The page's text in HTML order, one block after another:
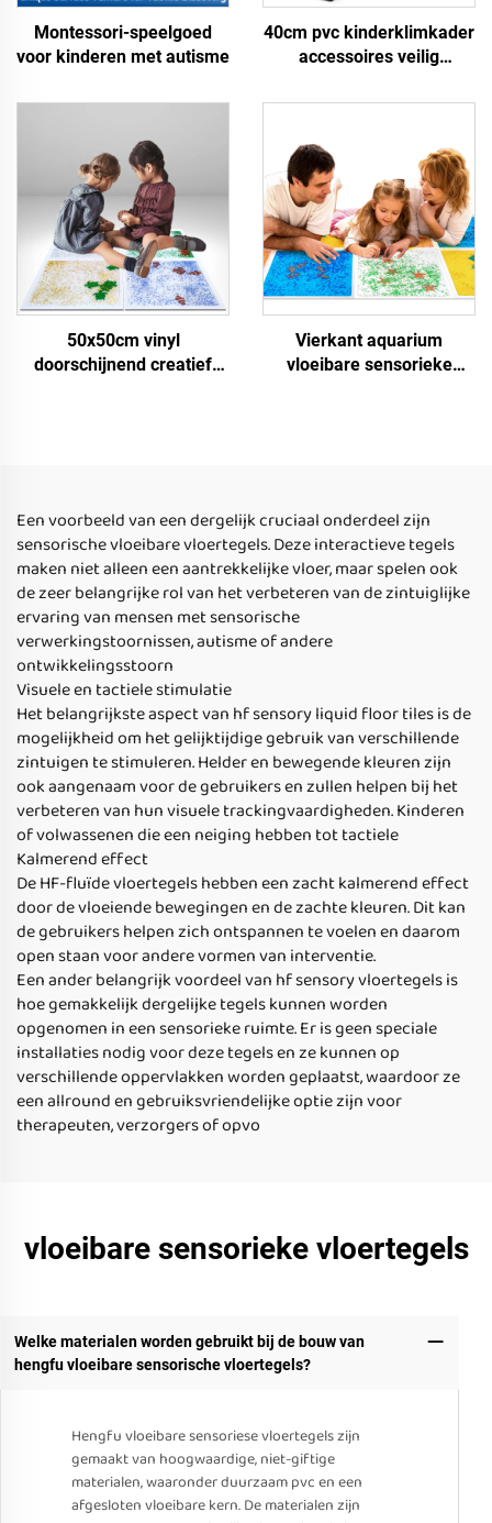
Montessori-speelgoed
voor kinderen met autisme
40cm pvc kinderklimkader
accessoires veilig
extrusiespeelgoed
vloertegels voor 0-14 jaar
50x50cm vinyl
doorschijnend creatief
Vierkant aquarium
vloeibare sensorieke
speelgoed
Een voorbeeld van een dergelijk cruciaal onderdeel zijn
sensorische vloeibare vloertegels. Deze interactieve tegels
maken niet alleen een aantrekkelijke vloer, maar spelen ook
de zeer belangrijke rol van het verbeteren van de zintuiglijke
ervaring van mensen met sensorische
verwerkingstoornissen, autisme of andere
ontwikkelingsstoorn
Visuele en tactiele stimulatie
Het belangrijkste aspect van hf sensory liquid floor tiles is de
mogelijkheid om het gelijktijdige gebruik van verschillende
zintuigen te stimuleren. Helder en bewegende kleuren zijn
ook aangenaam voor de gebruikers en zullen helpen bij het
verbeteren van hun visuele trackingvaardigheden. Kinderen
of volwassenen die een neiging hebben tot tactiele
Kalmerend effect
De HF-fluïde vloertegels hebben een zacht kalmerend effect
door de vloeiende bewegingen en de zachte kleuren. Dit kan
de gebruikers helpen zich ontspannen te voelen en daarom
open staan voor andere vormen van interventie.
Een ander belangrijk voordeel van hf sensory vloertegels is
hoe gemakkelijk dergelijke tegels kunnen worden
opgenomen in een sensorieke ruimte. Er is geen speciale
installaties nodig voor deze tegels en ze kunnen op
verschillende oppervlakken worden geplaatst, waardoor ze
een allround en gebruiksvriendelijke optie zijn voor
therapeuten, verzorgers of opvo
vloeibare sensorieke vloertegels
Welke materialen worden gebruikt bij de bouw van
hengfu vloeibare sensorische vloertegels?
Hengfu vloeibare sensoriese vloertegels zijn
gemaakt van hoogwaardige, niet-giftige
materialen, waaronder duurzaam pvc en een
afgesloten vloeibare kern. De materialen zijn